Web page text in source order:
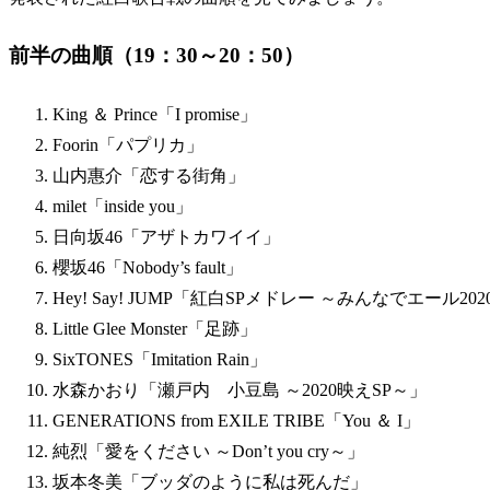
前半の曲順（19：30～20：50）
King ＆ Prince「I promise」
Foorin「パプリカ」
山内惠介「恋する街角」
milet「inside you」
日向坂46「アザトカワイイ」
櫻坂46「Nobody’s fault」
Hey! Say! JUMP「紅白SPメドレー ～みんなでエール
Little Glee Monster「足跡」
SixTONES「Imitation Rain」
水森かおり「瀬戸内 小豆島 ～2020映えSP～」
GENERATIONS from EXILE TRIBE「You ＆ I」
純烈「愛をください ～Don’t you cry～」
坂本冬美「ブッダのように私は死んだ」